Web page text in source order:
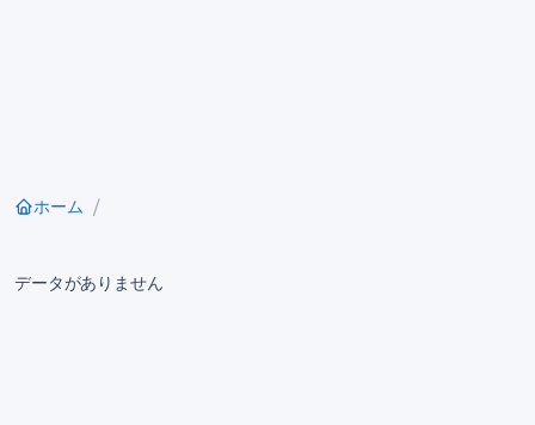
ホーム
データがありません